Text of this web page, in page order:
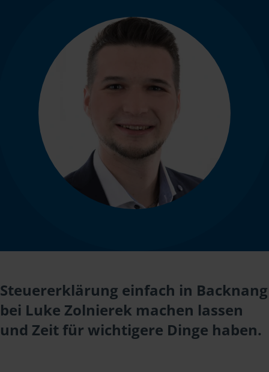
Steuererklärung einfach in Backnang
bei Luke Zolnierek machen lassen
und Zeit für wichtigere Dinge haben.